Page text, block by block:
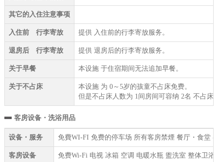
其它的入住注意事项
入住前 行李寄放 提供 入住前的行李寄放服务。
退房后 行李寄放 提供 退房后的行李寄放服务。
关于早餐 本设施 于住宿期间无法追加早餐。
关于不占床
本设施 为 0～5岁的孩童不占床免费。
但是不占床人数为 1间房间可容纳 2名 不占床
客房设备・洗浴用品
设备・服务 免費WI-FI 免费的停车场 所有客房禁煙 餐厅・食堂
客房设备 免费Wi-Fi 电视 冰箱 空调 电暖水瓶 盥洗室 整体卫